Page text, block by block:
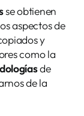
se obtienen
aspectos de
y
como la
de
de la